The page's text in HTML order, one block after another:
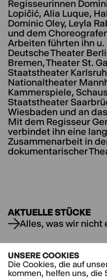
UNSERE COOKIES
Die Cookies, die auf
kommen, helfen uns, die
Regisseurinnen
Lopičić, Alia Luque,
Dominic Oley, Leyla
und dem
Arbeiten führten ihn u.
Deutsche Theater
Bremen, Theater St.
Staatstheater
Nationaltheater
Kammerspiele,
Staatstheater
Wiesbaden und an
Mit dem Regisseur
verbindet ihn eine
Zusammenarbeit in
dokumentarischer
AKTUELLE STÜCKE
Alles, was wir nicht